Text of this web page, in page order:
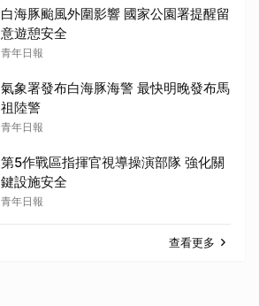
白海豚颱風外圍影響 國家公園署提醒留
意遊憩安全
青年日報
氣象署發布白海豚海警 最快明晚發布馬
祖陸警
青年日報
第5作戰區指揮官視導操演部隊 強化關
鍵設施安全
青年日報
查看更多